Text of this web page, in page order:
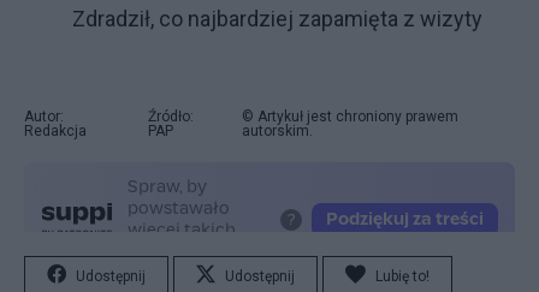
Zdradził, co najbardziej zapamięta z wizyty
Autor:
Redakcja
Źródło:
PAP
© Artykuł jest chroniony prawem
autorskim.
Udostępnij Udostępnij Lubię to!